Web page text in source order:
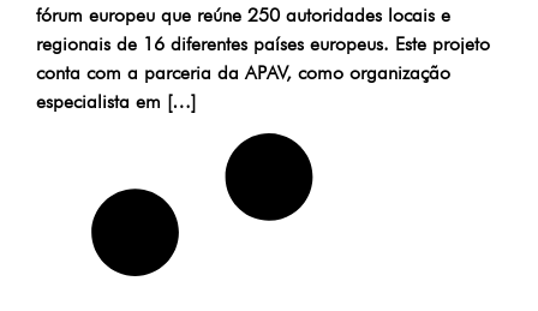
fórum europeu que reúne 250 autoridades locais e
regionais de 16 diferentes países europeus. Este projeto
conta com a parceria da APAV, como organização
especialista em […]